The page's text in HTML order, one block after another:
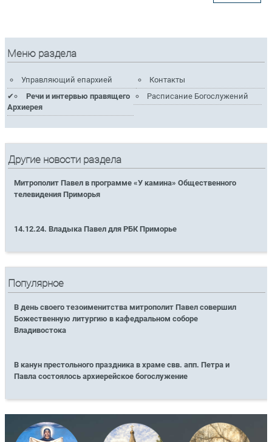
Меню раздела
Управляющий епархией
Контакты
Речи и интервью правящего
Архиерея
Расписание Богослужений
Другие новости раздела
Митрополит Павел в программе «У камина» Общественного
телевидения Приморья
14.12.24. Владыка Павел для РБК Приморье
Популярное
В день своего тезоименитства митрополит Павел совершил
Божественную литургию в кафедральном соборе
Владивостока
В канун престольного праздника в храме свв. апп. Петра и
Павла состоялось архиерейское богослужение